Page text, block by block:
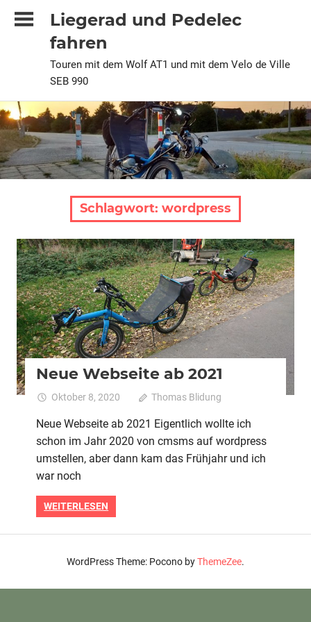
Inhalt
Liegerad und Pedelec
fahren
Touren mit dem Wolf AT1 und mit dem Velo de Ville
SEB 990
Schlagwort: wordpress
2020 Alle
Neue Webseite ab 2021
Oktober 8, 2020 Thomas Blidung
Kommentare
Neue Webseite ab 2021 Eigentlich wollte ich
schon im Jahr 2020 von cmsms auf wordpress
umstellen, aber dann kam das Frühjahr und ich
war noch
WEITERLESEN
WordPress Theme: Pocono byThemeZee.